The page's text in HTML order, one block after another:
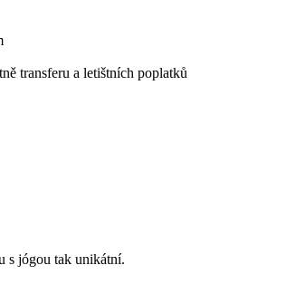
transferu a letištních poplatků
s jógou tak unikátní.